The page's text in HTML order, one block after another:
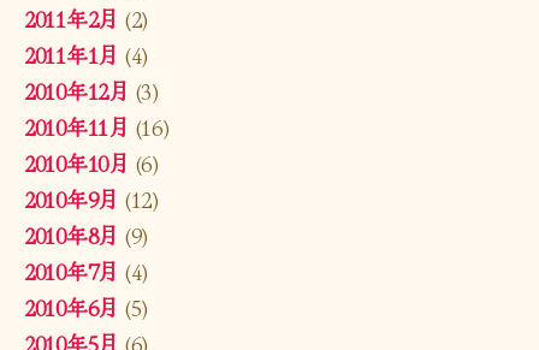
2011年2月 (2)
2011年1月 (4)
2010年12月 (3)
2010年11月 (16)
2010年10月 (6)
2010年9月 (12)
2010年8月 (9)
2010年7月 (4)
2010年6月 (5)
2010年5月 (6)